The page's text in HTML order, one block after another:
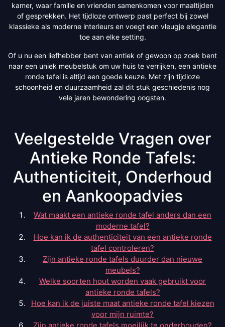
kamer, waar familie en vrienden samenkomen voor maaltijden
of gesprekken. Het tijdloze ontwerp past perfect bij zowel
klassieke als moderne interieurs en voegt een vleugje elegantie
toe aan elke setting.
Of u nu een liefhebber bent van antiek of gewoon op zoek bent
naar een uniek meubelstuk om uw huis te verrijken, een antieke
ronde tafel is altijd een goede keuze. Met zijn tijdloze
schoonheid en duurzaamheid zal dit stuk geschiedenis nog
vele jaren bewondering oogsten.
Veelgestelde Vragen over
Antieke Ronde Tafels:
Authenticiteit, Onderhoud
en Aankoopadvies
Wat maakt een antieke ronde tafel anders dan een
moderne tafel?
Hoe kan ik de authenticiteit van een antieke ronde
tafel controleren?
Zijn antieke ronde tafels duurder dan nieuwe
meubels?
Welke soorten hout worden vaak gebruikt voor
antieke ronde tafels?
Hoe kan ik de juiste maat antieke ronde tafel kiezen
voor mijn ruimte?